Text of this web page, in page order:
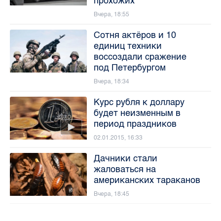
Вчера, 18:55
Сотня актёров и 10
единиц техники
воссоздали сражение
под Петербургом
Вчера, 18:34
Курс рубля к доллару
будет неизменным в
период праздников
02.01.2015, 16:33
Дачники стали
жаловаться на
американских тараканов
Вчера, 18:45